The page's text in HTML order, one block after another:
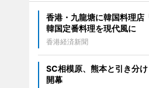
香港・九龍塘に韓国料理
韓国定番料理を現代風に
香港経済新聞
SC相模原、熊本と引き分
開幕